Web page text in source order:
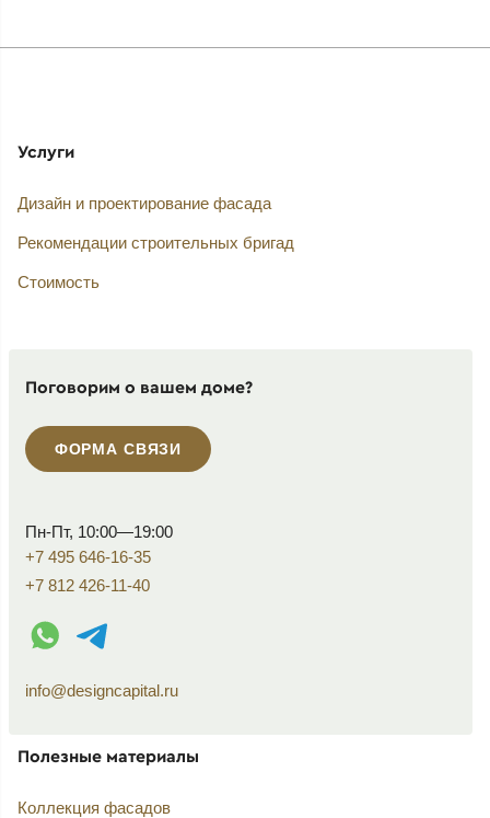
Услуги
Дизайн и проектирование фасада
Рекомендации строительных бригад
Стоимость
Поговорим о вашем доме?
ФОРМА СВЯЗИ
Пн-Пт, 10:00—19:00
+7 495 646-16-35
+7 812 426-11-40
WhatsApp контакт
Telegram контакт
info@designcapital.ru
Полезные материалы
Коллекция фасадов